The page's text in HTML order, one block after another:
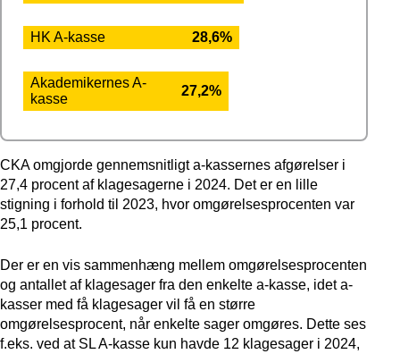
HK A-kasse 28,6%
Akademikernes A-
kasse
27,2%
CKA omgjorde gennemsnitligt a-kassernes afgørelser i
27,4 procent af klagesagerne i 2024. Det er en lille
stigning i forhold til 2023, hvor omgørelsesprocenten var
25,1 procent.
Der er en vis sammenhæng mellem omgørelsesprocenten
og antallet af klagesager fra den enkelte a-kasse, idet a-
kasser med få klagesager vil få en større
omgørelsesprocent, når enkelte sager omgøres. Dette ses
f.eks. ved at SL A-kasse kun havde 12 klagesager i 2024,